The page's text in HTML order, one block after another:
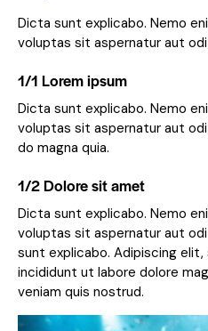
Dicta sunt explicabo. Nemo
voluptas sit aspernatur aut
1/1 Lorem ipsum
Dicta sunt explicabo. Nemo
voluptas sit aspernatur aut
do magna quia.
1/2 Dolore sit amet
Dicta sunt explicabo. Nemo
voluptas sit aspernatur aut
sunt explicabo. Adipiscing
incididunt ut labore dolore
veniam quis nostrud.